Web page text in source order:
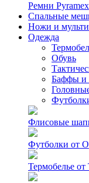
Ремни Pyramex
Спальные
Ножи и
Одежда
Обувь
Баффы и
Флисовые
Футболки от
Термобелье